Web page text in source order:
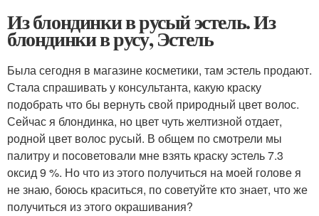
Из блондинки в русый эстель. Из
блондинки в русу, Эстель
Была сегодня в магазине косметики, там эстель продают.
Стала спрашивать у консультанта, какую краску
подобрать что бы вернуть свой природный цвет волос.
Сейчас я блондинка, но цвет чуть желтизной отдает,
родной цвет волос русый. В общем по смотрели мы
палитру и посоветовали мне взять краску эстель 7.3
оксид 9 %. Но что из этого получиться на моей голове я
не знаю, боюсь краситься, по советуйте кто знает, что же
получиться из этого окрашивания?